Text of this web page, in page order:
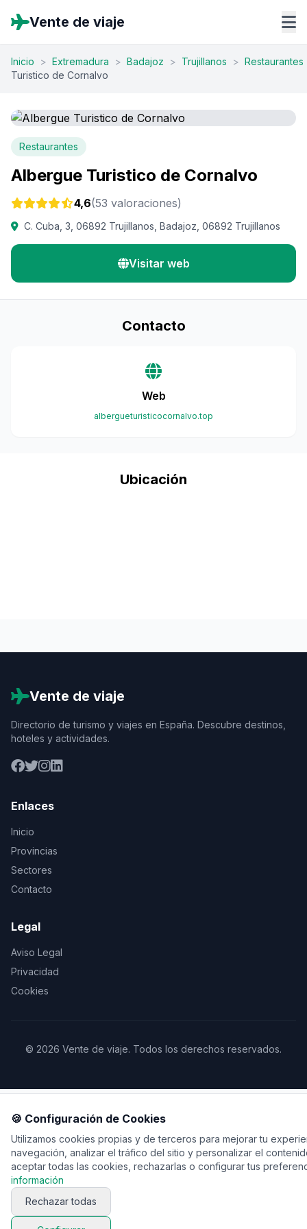
Vente de viaje
Inicio > Extremadura > Badajoz > Trujillanos > Restaurantes
Turistico de Cornalvo
Restaurantes
Albergue Turistico de Cornalvo
4,6(53 valoraciones)
C. Cuba, 3, 06892 Trujillanos, Badajoz, 06892 Trujillanos
Visitar web
Contacto
Web
albergueturisticocornalvo.top
Ubicación
Vente de viaje
Directorio de turismo y viajes en España. Descubre destinos,
hoteles y actividades.
Enlaces
Inicio
Provincias
Sectores
Contacto
Legal
Aviso Legal
Privacidad
Cookies
© 2026 Vente de viaje. Todos los derechos reservados.
🍪 Configuración de Cookies
Utilizamos cookies propias y de terceros para mejorar tu
navegación, analizar el tráfico del sitio y personalizar el
aceptar todas las cookies, rechazarlas o configurar tus
información
Rechazar todas